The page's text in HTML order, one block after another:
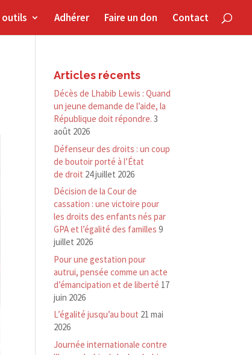
outils Adhérer Faire un don Contact
Articles récents
Décès de Lhabib Lewis : Quand
un jeune demande de l’aide, la
République doit répondre. 3
août 2026
Défenseur des droits : un coup
de boutoir porté à l’État
de droit 24 juillet 2026
Décision de la Cour de
cassation : une victoire pour
les droits des enfants nés par
GPA et l’égalité des familles 9
juillet 2026
Pour une gestation pour
autrui, pensée comme un acte
d’émancipation et de liberté 17
juin 2026
L’égalité jusqu’au bout 21 mai
2026
Journée internationale contre